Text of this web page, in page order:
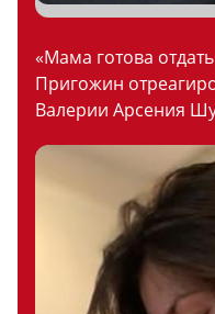
«Мама готова
Пригожин
Валерии Арсения